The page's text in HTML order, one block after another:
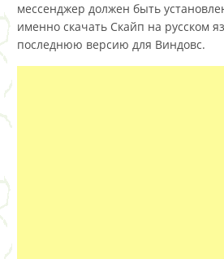
мессенджер должен быть
именно скачать Скайп на русском
последнюю версию для Виндовс.